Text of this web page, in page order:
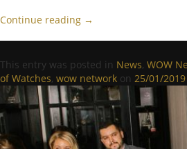
Continue reading →
This entry was posted in News, WOW
of Watches, wow network on 25/01/2019